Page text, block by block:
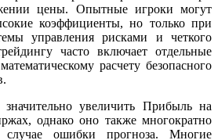
цены. Опытные игроки могут
коэффициенты, но только при
управления рисками и четкого
часто включает отдельные
расчету безопасного
увеличить Прибыль на
однако оно также многократно
ошибки прогноза. Многие